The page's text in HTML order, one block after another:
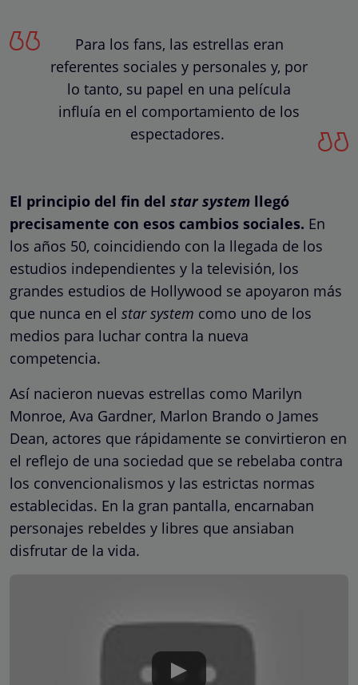
Para los fans, las estrellas eran
referentes sociales y personales y, por
lo tanto, su papel en una película
influía en el comportamiento de los
espectadores.
El principio del fin del star system llegó
precisamente con esos cambios sociales. En
los años 50, coincidiendo con la llegada de los
estudios independientes y la televisión, los
grandes estudios de Hollywood se apoyaron más
que nunca en el star system como uno de los
medios para luchar contra la nueva
competencia.
Así nacieron nuevas estrellas como Marilyn
Monroe, Ava Gardner, Marlon Brando o James
Dean, actores que rápidamente se convirtieron en
el reflejo de una sociedad que se rebelaba contra
los convencionalismos y las estrictas normas
establecidas. En la gran pantalla, encarnaban
personajes rebeldes y libres que ansiaban
disfrutar de la vida.